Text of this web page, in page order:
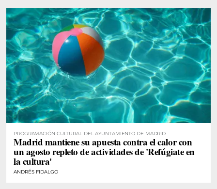
PROGRAMACIÓN CULTURAL DEL AYUNTAMIENTO DE MADRID
Madrid mantiene su apuesta contra el calor con
un agosto repleto de actividades de 'Refúgiate en
la cultura'
ANDRÉS FIDALGO